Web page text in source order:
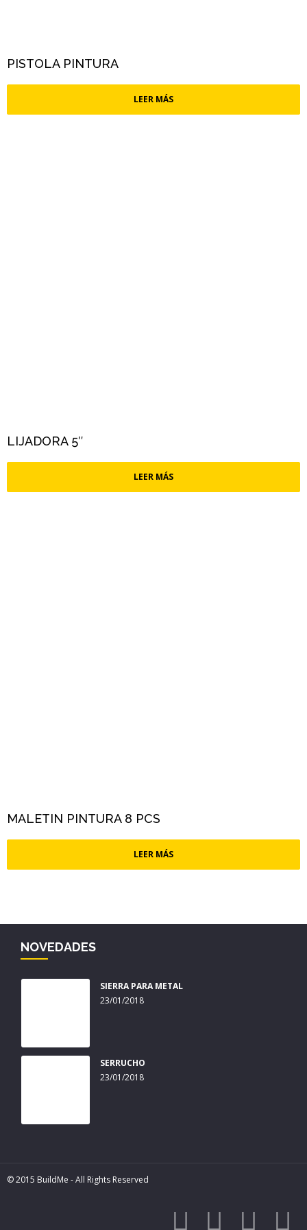
PISTOLA PINTURA
LEER MÁS
LIJADORA 5″
LEER MÁS
MALETIN PINTURA 8 PCS
LEER MÁS
NOVEDADES
SIERRA PARA METAL
23/01/2018
SERRUCHO
23/01/2018
© 2015 BuildMe - All Rights Reserved
   